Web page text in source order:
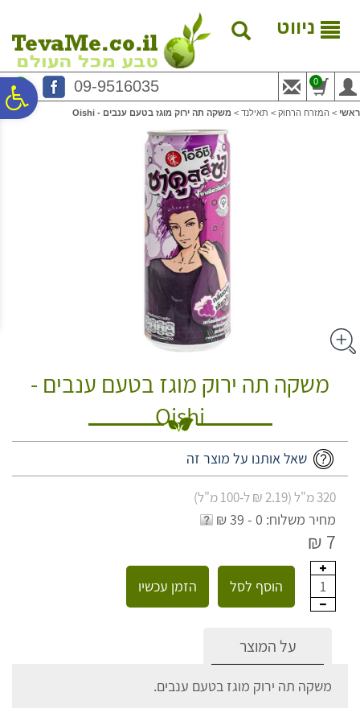
נגישות
המרכזי
ניווט
09-9516035 0
ראשי > המזרח הרחוק > תאילנד > משקה תה ירוק מוגז בטעם ענבים - Oishi
משקה תה ירוק מוגז בטעם ענבים -
Oishi
שאל אותנו על מוצר זה
320 מ"ל (2.19 ₪ ל-100 מ"ל)
מחיר משלוח: 0 - 39 ₪
7 ₪
1 הוסף לסל הזמן עכשיו
על המוצר
משקה תה ירוק מוגז בטעם ענבים.